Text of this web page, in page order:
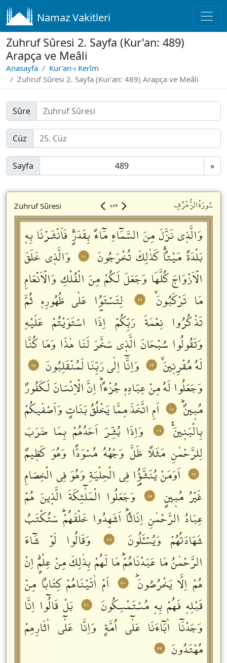
Namaz Vakitleri
Zuhruf Sûresi 2. Sayfa (Kur'an: 489)
Arapça ve Meâli
Anasayfa
Kur'an-ı Kerîm
Zuhruf Sûresi 2. Sayfa (Kur'an: 489) Arapça ve Meâli
Sûre
Cüz
Sayfa »
Zuhruf Sûresi ٤٨٩ سُورَةُالزُّخْرُفِ
وَالَّذٖي نَزَّلَ مِنَ السَّمَٓاءِ مَٓاءً بِقَدَرٍۚ فَاَنْشَرْنَا بِهٖ
بَلْدَةً مَيْتاًۚ كَذٰلِكَ تُخْرَجُونَ
١١
وَالَّذٖي خَلَقَ
الْاَزْوَاجَ كُلَّهَا وَجَعَلَ لَكُمْ مِنَ الْفُلْكِ وَالْاَنْعَامِ
مَا تَرْكَبُونَۙ
١٢
لِتَسْتَوُ۫ا عَلٰى ظُهُورِهٖ ثُمَّ
تَذْكُرُوا نِعْمَةَ رَبِّكُمْ اِذَا اسْتَوَيْتُمْ عَلَيْهِ
وَتَقُولُوا سُبْحَانَ الَّذٖي سَخَّرَ لَنَا هٰذَا وَمَا كُنَّا
لَهُ مُقْرِنٖينَۙ
١٣ وَاِنَّٓا اِلٰى رَبِّنَا لَمُنْقَلِبُونَ ١٤
وَجَعَلُوا لَهُ مِنْ عِبَادِهٖ جُزْءاًؕ اِنَّ الْاِنْسَانَ لَكَفُورٌ
مُبٖينٌؕ
١٥
اَمِ اتَّخَذَ مِمَّا يَخْلُقُ بَنَاتٍ وَاَصْفٰيكُمْ
بِالْبَنٖينَࣖ
١٦
وَاِذَا بُشِّرَ اَحَدُهُمْ بِمَا ضَرَبَ
لِلرَّحْمٰنِ مَثَلاً ظَلَّ وَجْهُهُ مُسْوَداًّ وَهُوَ كَظٖيمٌ
١٧
اَوَمَنْ يُنَشَّؤُ۬ا فِي الْحِلْيَةِ وَهُوَ فِي الْخِصَامِ
غَيْرُ مُبٖينٍ
١٨
وَجَعَلُوا الْمَلٰٓئِكَةَ الَّذٖينَ هُمْ
عِبَادُ الرَّحْمٰنِ اِنَاثاًؕ اَشَهِدُوا خَلْقَهُمْؕ سَتُكْتَبُ
شَهَادَتُهُمْ وَيُسْـَٔلُونَ
١٩
وَقَالُوا لَوْ شَٓاءَ
الرَّحْمٰنُ مَا عَبَدْنَاهُمْؕ مَا لَهُمْ بِذٰلِكَ مِنْ عِلْمٍࣗ اِنْ
هُمْ اِلَّا يَخْرُصُونَؕ
٢٠
اَمْ اٰتَيْنَاهُمْ كِتَاباً مِنْ
قَبْلِهٖ فَهُمْ بِهٖ مُسْتَمْسِكُونَ
٢١
بَلْ قَالُٓوا اِنَّا
وَجَدْنَٓا اٰبَٓاءَنَا عَلٰٓى اُمَّةٍ وَاِنَّا عَلٰٓى اٰثَارِهِمْ
مُهْتَدُونَ
٢٢